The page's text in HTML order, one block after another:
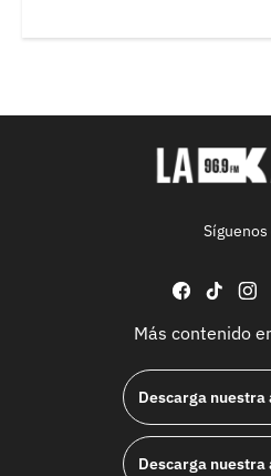
Síguenos
facebook
tiktok
Más contenido
Descarga nuestra
Descarga nuestra